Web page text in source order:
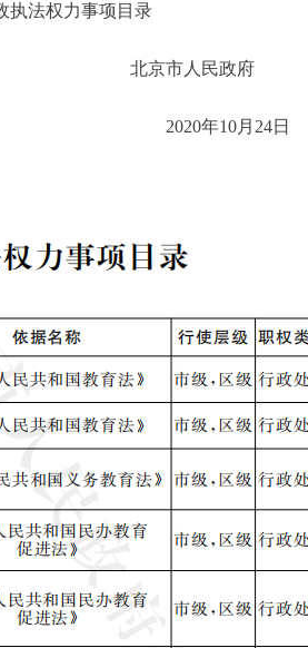
法权力事项目录
北京市人民政
2020年10月24